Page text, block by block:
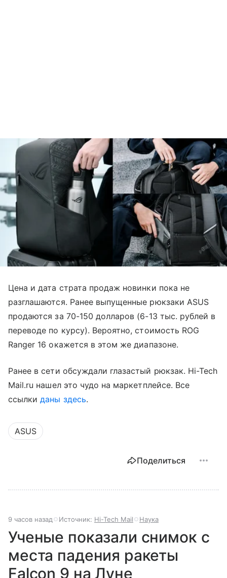
Цена и дата страта продаж новинки пока не
разглашаются. Ранее выпущенные рюкзаки ASUS
продаются за 70-150 долларов (6-13 тыс. рублей в
переводе по курсу). Вероятно, стоимость ROG
Ranger 16 окажется в этом же диапазоне.
Ранее в сети обсуждали глазастый рюкзак. Hi-Tech
Mail.ru нашел это чудо на маркетплейсе. Все
ссылкиданы здесь.
ASUS
Поделиться
9 часов назад Источник: Hi-Tech Mail Наука
Ученые показали снимок с
места падения ракеты
Falcon 9 на Луне